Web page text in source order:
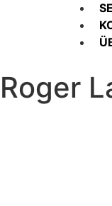
Roger